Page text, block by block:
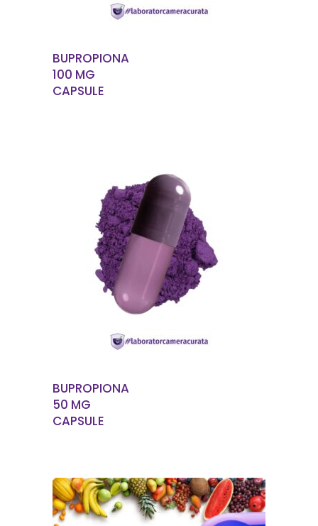
BUPROPIONA
100 MG
CAPSULE
EN SAVOIR PLUS
BUPROPIONA
50 MG
CAPSULE